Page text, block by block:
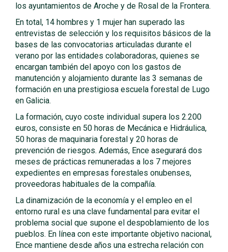
los ayuntamientos de Aroche y de Rosal de la Frontera.
En total, 14 hombres y 1 mujer han superado las
entrevistas de selección y los requisitos básicos de la
bases de las convocatorias articuladas durante el
verano por las entidades colaboradoras, quienes se
encargan también del apoyo con los gastos de
manutención y alojamiento durante las 3 semanas de
formación en una prestigiosa escuela forestal de Lugo
en Galicia.
La formación, cuyo coste individual supera los 2.200
euros, consiste en 50 horas de Mecánica e Hidráulica,
50 horas de maquinaria forestal y 20 horas de
prevención de riesgos. Además, Ence asegurará dos
meses de prácticas remuneradas a los 7 mejores
expedientes en empresas forestales onubenses,
proveedoras habituales de la compañía.
La dinamización de la economía y el empleo en el
entorno rural es una clave fundamental para evitar el
problema social que supone el despoblamiento de los
pueblos. En línea con este importante objetivo nacional,
Ence mantiene desde años una estrecha relación con